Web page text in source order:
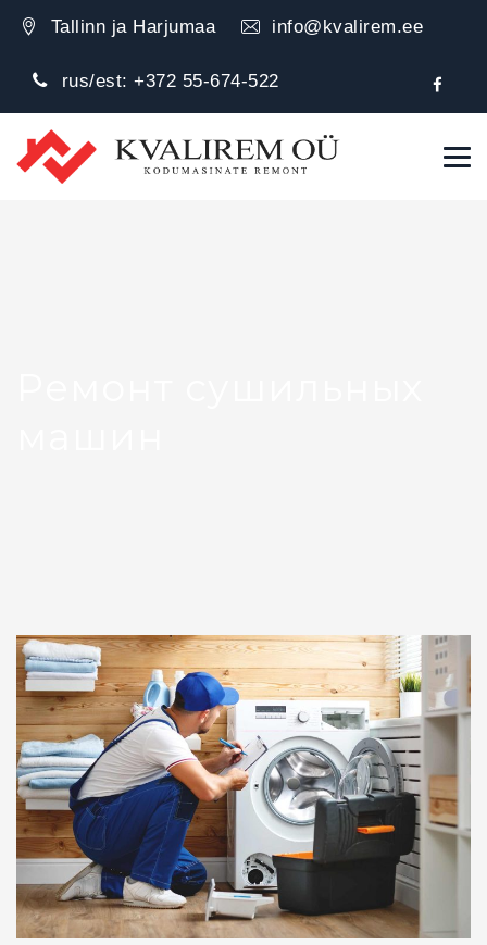
Tallinn ja Harjumaa info@kvalirem.ee
rus/est:+372 55-674-522